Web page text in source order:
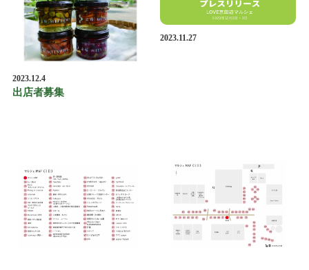
2023.12.4
出店者募集
2023.11.27